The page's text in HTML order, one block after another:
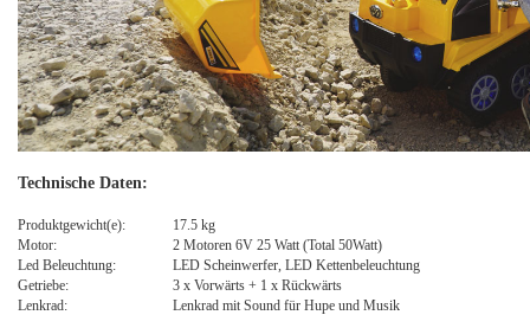
Technische Daten:
Produktgewicht(e):
17.5 kg
Motor:
2 Motoren 6V 25 Watt (Total 50Watt)
Led Beleuchtung:
LED Scheinwerfer, LED Kettenbeleuchtung
Getriebe:
3 x Vorwärts + 1 x Rückwärts
Lenkrad:
Lenkrad mit Sound für Hupe und Musik